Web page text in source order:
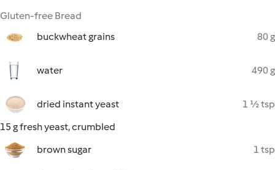
Gluten-free Bread
buckwheat grains
80 g
water 490 g
dried instant yeast
1 ½ tsp
15 g fresh yeast, crumbled
brown sugar
1 tsp